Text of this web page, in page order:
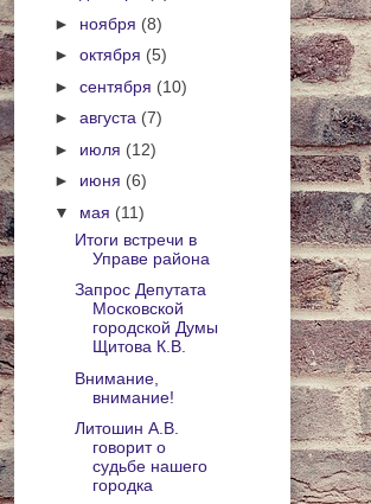
► ноября (8)
► октября (5)
► сентября (10)
► августа (7)
► июля (12)
► июня (6)
▼ мая (11)
Итоги встречи в
Управе района
Запрос Депутата
Московской
городской Думы
Щитова К.В.
Внимание,
внимание!
Литошин А.В.
говорит о
судьбе нашего
городка